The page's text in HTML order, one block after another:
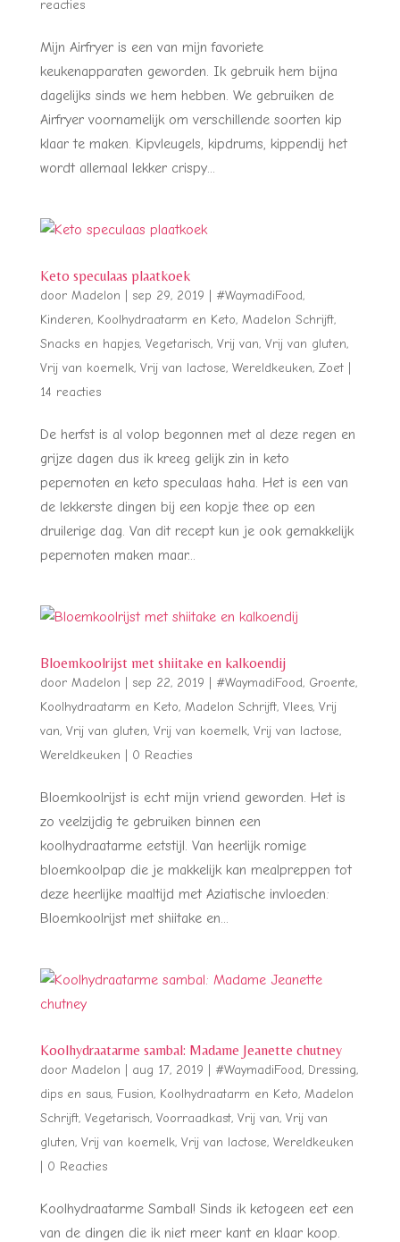
reacties
Mijn Airfryer is een van mijn favoriete
keukenapparaten geworden. Ik gebruik hem bijna
dagelijks sinds we hem hebben. We gebruiken de
Airfryer voornamelijk om verschillende soorten kip
klaar te maken. Kipvleugels, kipdrums, kippendij het
wordt allemaal lekker crispy...
Keto speculaas plaatkoek
door Madelon sep 29, 2019 #WaymadiFood,
Kinderen, Koolhydraatarm en Keto, Madelon Schrijft,
Snacks en hapjes, Vegetarisch, Vrij van, Vrij van gluten,
Vrij van koemelk, Vrij van lactose, Wereldkeuken, Zoet|
14 reacties
De herfst is al volop begonnen met al deze regen en
grijze dagen dus ik kreeg gelijk zin in keto
pepernoten en keto speculaas haha. Het is een van
de lekkerste dingen bij een kopje thee op een
druilerige dag. Van dit recept kun je ook gemakkelijk
pepernoten maken maar...
Bloemkoolrijst met shiitake en kalkoendij
door Madelon sep 22, 2019 #WaymadiFood, Groente,
Koolhydraatarm en Keto, Madelon Schrijft, Vlees, Vrij
van, Vrij van gluten, Vrij van koemelk, Vrij van lactose,
Wereldkeuken
0 Reacties
Bloemkoolrijst is echt mijn vriend geworden. Het is
zo veelzijdig te gebruiken binnen een
koolhydraatarme eetstijl. Van heerlijk romige
bloemkoolpap die je makkelijk kan mealpreppen tot
deze heerlijke maaltijd met Aziatische invloeden:
Bloemkoolrijst met shiitake en...
Koolhydraatarme sambal: Madame Jeanette chutney
door Madelon aug 17, 2019 #WaymadiFood, Dressing,
dips en saus, Fusion, Koolhydraatarm en Keto, Madelon
Schrijft, Vegetarisch, Voorraadkast, Vrij van, Vrij van
gluten, Vrij van koemelk, Vrij van lactose, Wereldkeuken
0 Reacties
Koolhydraatarme Sambal! Sinds ik ketogeen eet een
van de dingen die ik niet meer kant en klaar koop.